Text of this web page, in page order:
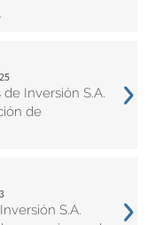
Inversión S.A.
de
S.A.